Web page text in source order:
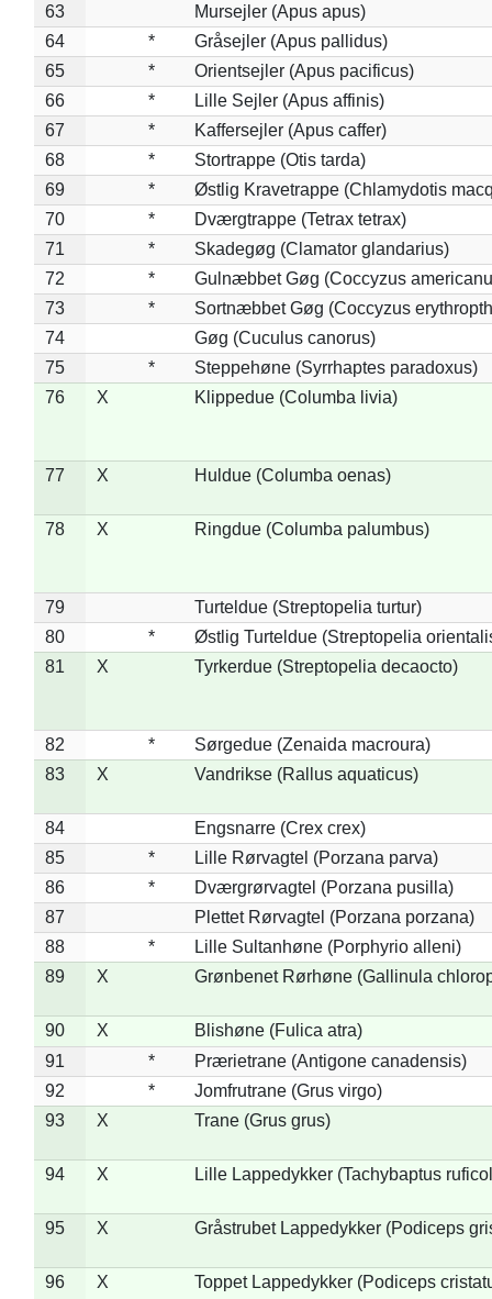
63
Mursejler (Apus apus)
64
*
Gråsejler (Apus pallidus)
65
*
Orientsejler (Apus pacificus)
66
*
Lille Sejler (Apus affinis)
67
*
Kaffersejler (Apus caffer)
68
*
Stortrappe (Otis tarda)
69
*
Østlig Kravetrappe (Chlamydotis
70
*
Dværgtrappe (Tetrax tetrax)
71
*
Skadegøg (Clamator glandarius)
72
*
Gulnæbbet Gøg (Coccyzus
73
*
Sortnæbbet Gøg (Coccyzus
74
Gøg (Cuculus canorus)
75
*
Steppehøne (Syrrhaptes paradoxus)
76
X Klippedue (Columba livia)
77 X Huldue (Columba oenas)
78 X Ringdue (Columba palumbus)
79
Turteldue (Streptopelia turtur)
80
*
Østlig Turteldue (Streptopelia
81
X Tyrkerdue (Streptopelia decaocto)
82 *
Sørgedue (Zenaida macroura)
83
X Vandrikse (Rallus aquaticus)
84
Engsnarre (Crex crex)
85
*
Lille Rørvagtel (Porzana parva)
86
*
Dværgrørvagtel (Porzana pusilla)
87
Plettet Rørvagtel (Porzana porzana)
88
*
Lille Sultanhøne (Porphyrio alleni)
89
X Grønbenet Rørhøne (Gallinula
90 X
Blishøne (Fulica atra)
91
*
Prærietrane (Antigone canadensis)
92
*
Jomfrutrane (Grus virgo)
93
X Trane (Grus grus)
94 X Lille Lappedykker (Tachybaptus
95 X Gråstrubet Lappedykker (Podiceps
96 X Toppet Lappedykker (Podiceps